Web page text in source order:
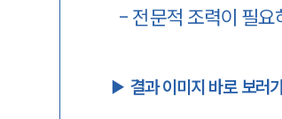
- 전문적 조력이 필
▶︎ 결과 이미지 바로 보러